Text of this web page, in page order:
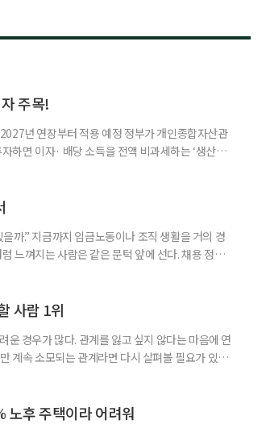
주목!
년 연장부터 적용 예정 정부가 개인종합자산관
하면 이자· 배당 소득을 전액 비과세하는 ‘생산적
대로 시행된다면 법 시행 전 본
까.” 지금까지 임금노동이나 조직 생활을 거의 경
느껴지는 사람은 같은 문턱 앞에 선다. 채용 정보를
노인인력개발원 선임연구위
사람 1위
운 경우가 많다. 관계를 잃고 싶지 않다는 마음에 연
계속 소모되는 관계라면 다시 살펴볼 필요가 있다.
와는 거리가 멀다. 믿고 털어놓은 개인사나 약점을
노후 주택이라 어려워